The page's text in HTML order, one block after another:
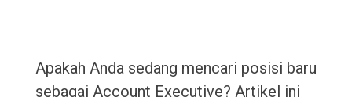
Apakah Anda sedang mencari posisi baru
sebagai Account Executive? Artikel ini